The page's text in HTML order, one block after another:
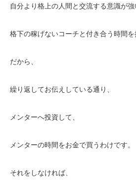
自分より格上の人間と交流する意識が強
格下の稼げないコーチと付き合う時間を
だから、
繰り返してお伝えしている通り、
メンターへ投資して、
メンターの時間をお金で買うわけです。
それをしなければ、